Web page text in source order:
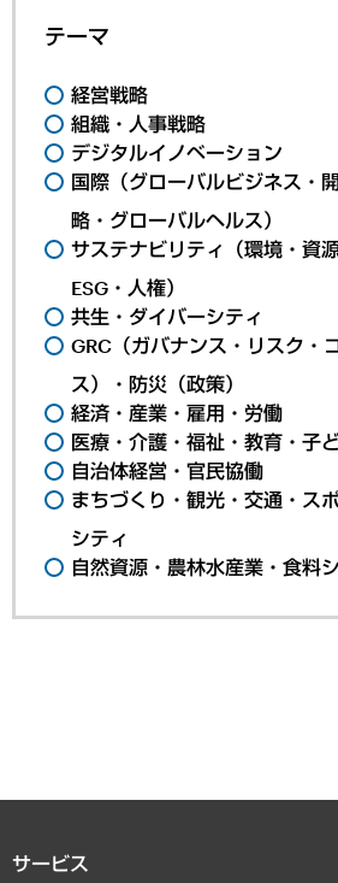
テーマ
経営戦略
組織・人事戦略
デジタルイノベーション
国際（グローバルビジネス・
略・グローバルヘルス）
サステナビリティ（環境・資
ESG・人権）
共生・ダイバーシティ
GRC（ガバナンス・リスク・
ス）・防災（政策）
経済・産業・雇用・労働
医療・介護・福祉・教育・子
自治体経営・官民協働
まちづくり・観光・交通・ス
シティ
自然資源・農林水産業・食料
サービス